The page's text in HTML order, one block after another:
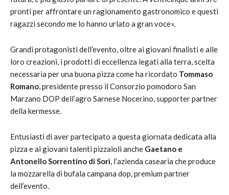
pronti per affrontare un ragionamento gastronomico e questi
ragazzi secondo me lo hanno urlato a gran voce».
Grandi protagonisti dell’evento, oltre ai giovani finalisti e alle
loro creazioni, i prodotti di eccellenza legati alla terra, scelta
necessaria per una buona pizza come ha ricordato Tommaso
Romano, presidente presso il Consorzio pomodoro San
Marzano DOP dell’agro Sarnese Nocerino, supporter partner
della kermesse.
Entusiasti di aver partecipato a questa giornata dedicata alla
pizza e ai giovani talenti pizzaioli anche Gaetano e
Antonello Sorrentino di Sorì, l’azienda casearia che produce
la mozzarella di bufala campana dop, premium partner
dell’evento.